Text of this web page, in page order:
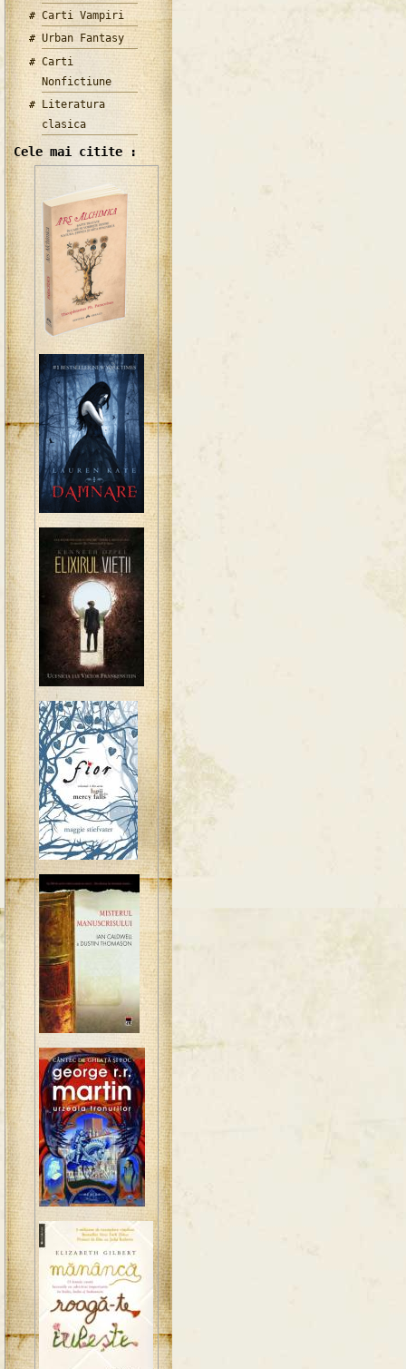
Carti Vampiri
Urban Fantasy
Carti
Nonfictiune
Literatura
clasica
Cele mai citite :